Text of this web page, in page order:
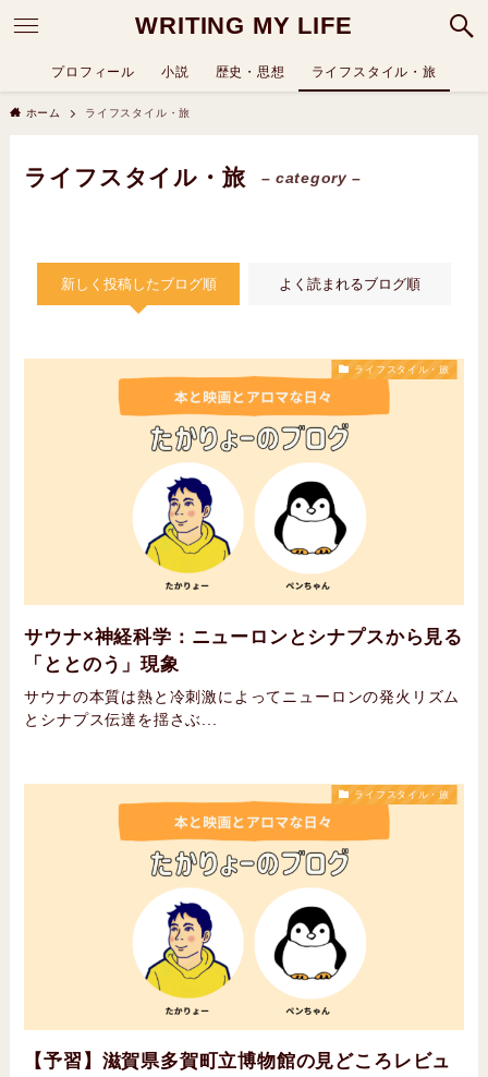
WRITING MY LIFE
プロフィール 小説 歴史・思想 ライフスタイル・旅
ホーム ライフスタイル・旅
ライフスタイル・旅 – category –
新しく投稿したブログ順 よく読まれるブログ順
ライフスタイル・旅
サウナ×神経科学：ニューロンとシナプスから見る
「ととのう」現象
サウナの本質は熱と冷刺激によってニューロンの発火リズム
とシナプス伝達を揺さぶ...
ライフスタイル・旅
【予習】滋賀県多賀町立博物館の見どころレビュ